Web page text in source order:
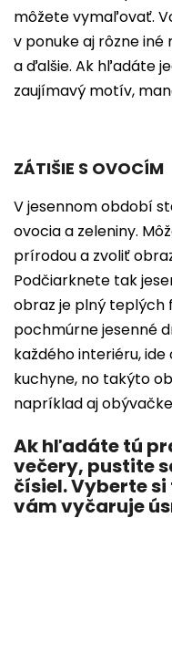
môžete vymaľovať.
v ponuke aj rôzne
a ďalšie. Ak hľadáte
zaujímavý motív,
ZÁTIŠIE S OVOCÍM
V jesennom období
ovocia a zeleniny.
prírodou a zvoliť
Podčiarknete tak
obraz je plný teplých
pochmúrne jesenné
každého interiéru,
kuchyne, no takýto
napríklad aj
Ak hľadáte tú
večery, pustite
čísiel. Vyberte
vám vyčaruje